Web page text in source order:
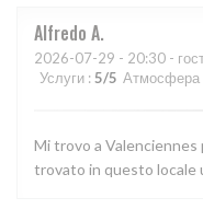
Alfredo A
2026-07-29 - 20:30 -
Услуги : 5/5 Атмосфера
Mi trovo a Valenciennes
trovato in questo locale